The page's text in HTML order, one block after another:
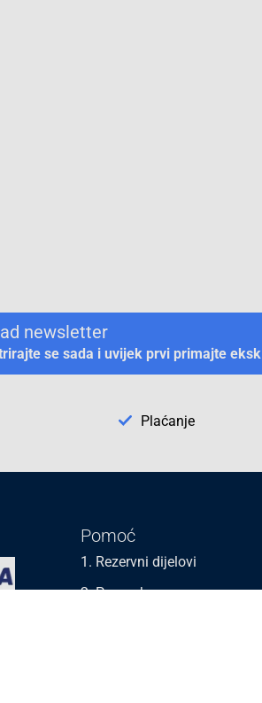
newsletter
se sada i uvijek prvi primajte
Plaćanje
Pomoć
1. Rezervni dijelovi
2. Popravka